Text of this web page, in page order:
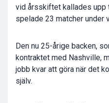
vid årsskiftet kallades upp
spelade 23 matcher under
Den nu 25-årige backen,
kontraktet med Nashville,
jobb kvar att göra när det
själv.